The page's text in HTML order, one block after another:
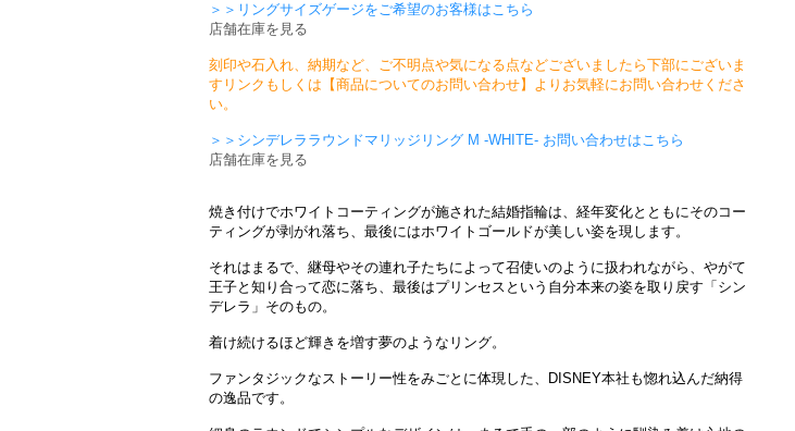
＞＞リングサイズゲージをご希望のお客様はこちら
店舗在庫を見る
刻印や石入れ、納期など、ご不明点や気になる点などございましたら下部にございま
すリンクもしくは【商品についてのお問い合わせ】よりお気軽にお問い合わせくださ
い。
＞＞シンデレララウンドマリッジリング M -WHITE- お問い合わせはこちら
店舗在庫を見る
焼き付けでホワイトコーティングが施された結婚指輪は、経年変化とともにそのコー
ティングが剥がれ落ち、最後にはホワイトゴールドが美しい姿を現します。
それはまるで、継母やその連れ子たちによって召使いのように扱われながら、やがて
王子と知り合って恋に落ち、最後はプリンセスという自分本来の姿を取り戻す「シン
デレラ」そのもの。
着け続けるほど輝きを増す夢のようなリング。
ファンタジックなストーリー性をみごとに体現した、DISNEY本社も惚れ込んだ納得
の逸品です。